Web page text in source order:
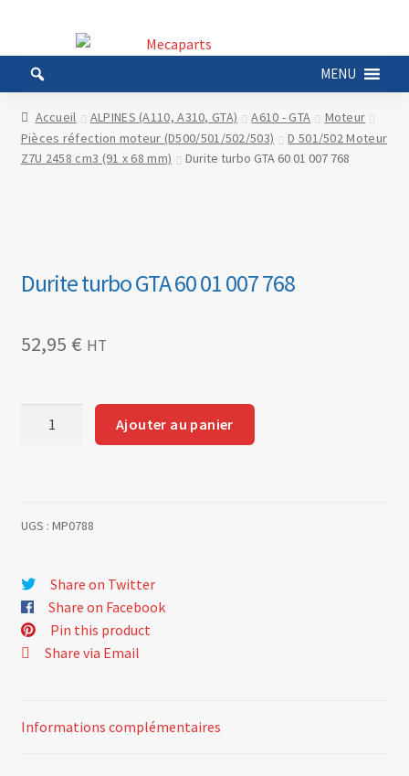
la
navigation
au
contenu
MENU
Accueil ALPINES (A110, A310, GTA) A610 - GTA
Moteur
Pièces réfection moteur (D500/501/502/503)
D 501/502 Moteur
Z7U 2458 cm3 (91 x 68 mm)
Durite turbo GTA 60 01 007 768
Durite turbo GTA 60 01 007 768
52,95 € HT
60
007
768
Ajouter au panier
UGS : MP0788
Share on Twitter
Share on Facebook
Pin this product
Share via Email
Informations complémentaires